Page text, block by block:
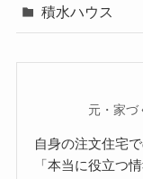
積水ハウス
元・家づ
自身の注文住宅
「本当に役立つ